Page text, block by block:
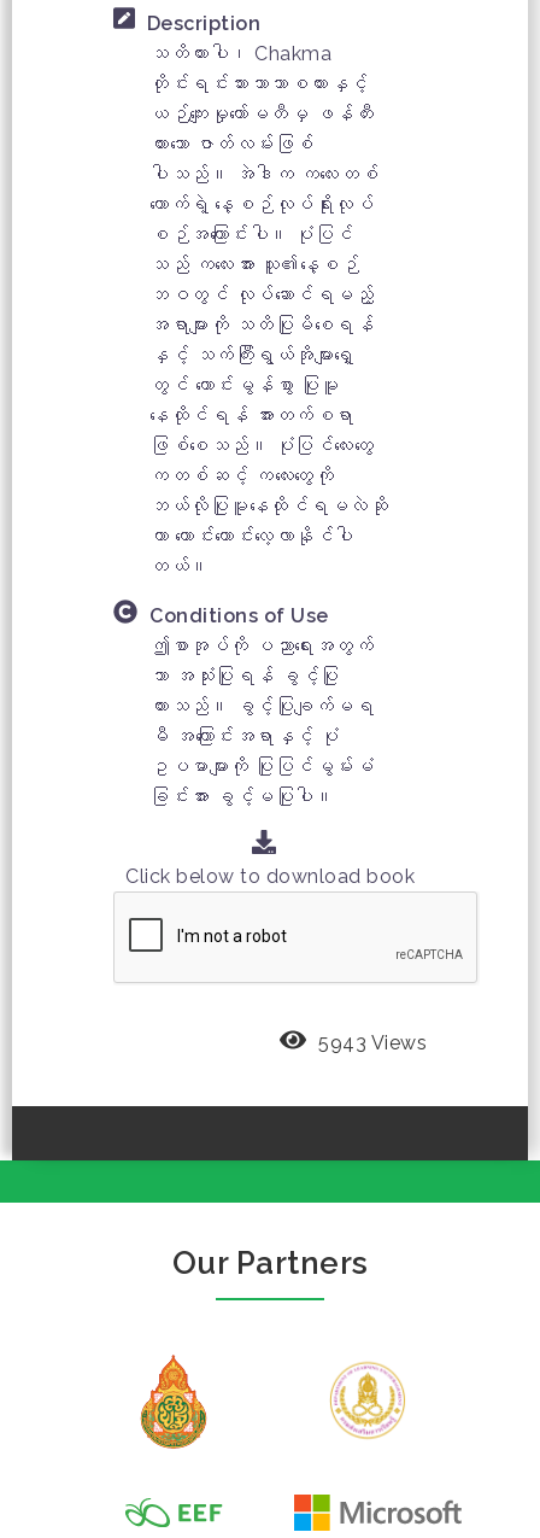
Description
သတိထားပါ၊ Chakma
တိုင်းရင်းသားဘာသာစကားနှင့်
ယဉ်ကျေးမှုကော်မတီမှ ဖန်တီး
ထားသော ဇာတ်လမ်းဖြစ်
ပါသည်။ အဲဒါက ကလေးတစ်
ယောက်ရဲ့ နေ့စဉ်လုပ်ရိုးလုပ်
စဉ်အကြောင်းပါ။ ပုံပြင်
သည် ကလေးအား သူ၏နေ့စဉ်
ဘဝတွင် လုပ်ဆောင်ရမည့်
အရာများကို သတိပြုမိစေရန်
နှင့် သက်ကြီးရွယ်အိုများရှေ့
တွင် ကောင်းမွန်စွာ ပြုမူ
နေထိုင်ရန် အားတက်စရာ
ဖြစ်စေသည်။ ပုံပြင်လေးတွေ
ကတစ်ဆင့် ကလေးတွေကို
ဘယ်လိုပြုမူနေထိုင်ရမလဲဆို
တာ ကောင်းကောင်းလေ့လာနိုင်ပါ
တယ်။
Conditions of Use
ဤစာအုပ်ကို ပညာရေးအတွက်
သာ အသုံးပြုရန် ခွင့်ပြု
ထားသည်။ ခွင့်ပြုချက်မရ
မီ အကြောင်းအရာနှင့် ပုံ
ဥပမာများကို ပြုပြင်မွမ်းမံ
ခြင်းအား ခွင့်မပြုပါ။
Click below to download book
5943 Views
Our Partners